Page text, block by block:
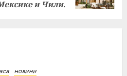
и Чили.
новини